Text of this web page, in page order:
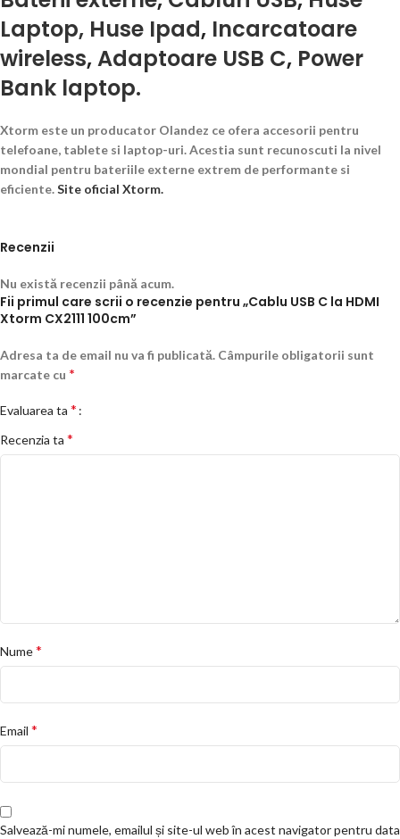
Laptop, Huse Ipad, Incarcatoare
wireless,Adaptoare USB C, Power
Bank laptop.
Xtorm este un producator Olandez ce ofera accesorii pentru
telefoane, tablete si laptop-uri. Acestia sunt recunoscuti la nivel
mondial pentru bateriile externe extrem de performante si
eficiente.Site oficial Xtorm.
Recenzii
Nu există recenzii până acum.
Fii primul care scrii o recenzie pentru „Cablu USB C la HDMI
Xtorm CX2111 100cm”
Adresa ta de email nu va fi publicată. Câmpurile obligatorii sunt
marcate cu *
Evaluarea ta *
Recenzia ta *
Nume*
Email *
Salvează-mi numele, emailul și site-ul web în acest navigator pentru data